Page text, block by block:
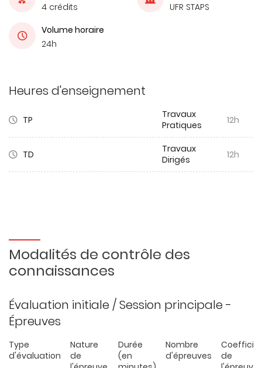
4 crédits
UFR STAPS
Volume horaire
24h
Heures d'enseignement
TP
Travaux
Pratiques
12h
TD
Travaux
Dirigés
12h
Modalités de contrôle des
connaissances
Évaluation initiale / Session principale -
Épreuves
Type
d'évaluation
Nature
de
Durée
(en
Nombre
d'épreuves
de